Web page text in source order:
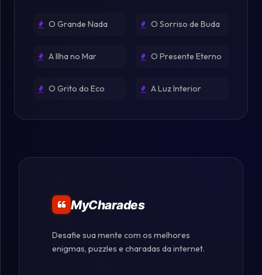
O Grande Nada O Sorriso de Buda
A Ilha no Mar O Presente Eterno
O Grito do Eco A Luz Interior
MyCharades
Desafie sua mente com os melhores
enigmas, puzzles e charadas da internet.